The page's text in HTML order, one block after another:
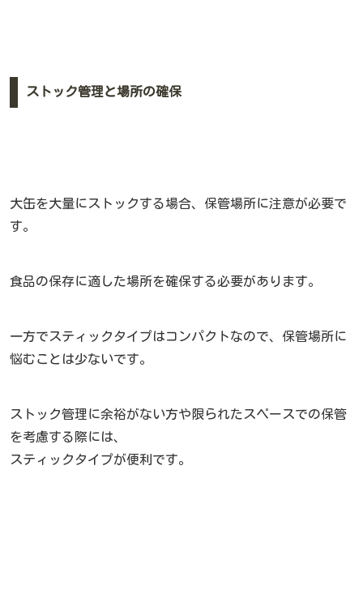
ストック管理と場所の確保
大缶を大量にストックする場合、保管場所に注意が必要で
す。
食品の保存に適した場所を確保する必要があります。
一方でスティックタイプはコンパクトなので、保管場所に
悩むことは少ないです。
ストック管理に余裕がない方や限られたスペースでの保管
を考慮する際には、
スティックタイプが便利です。